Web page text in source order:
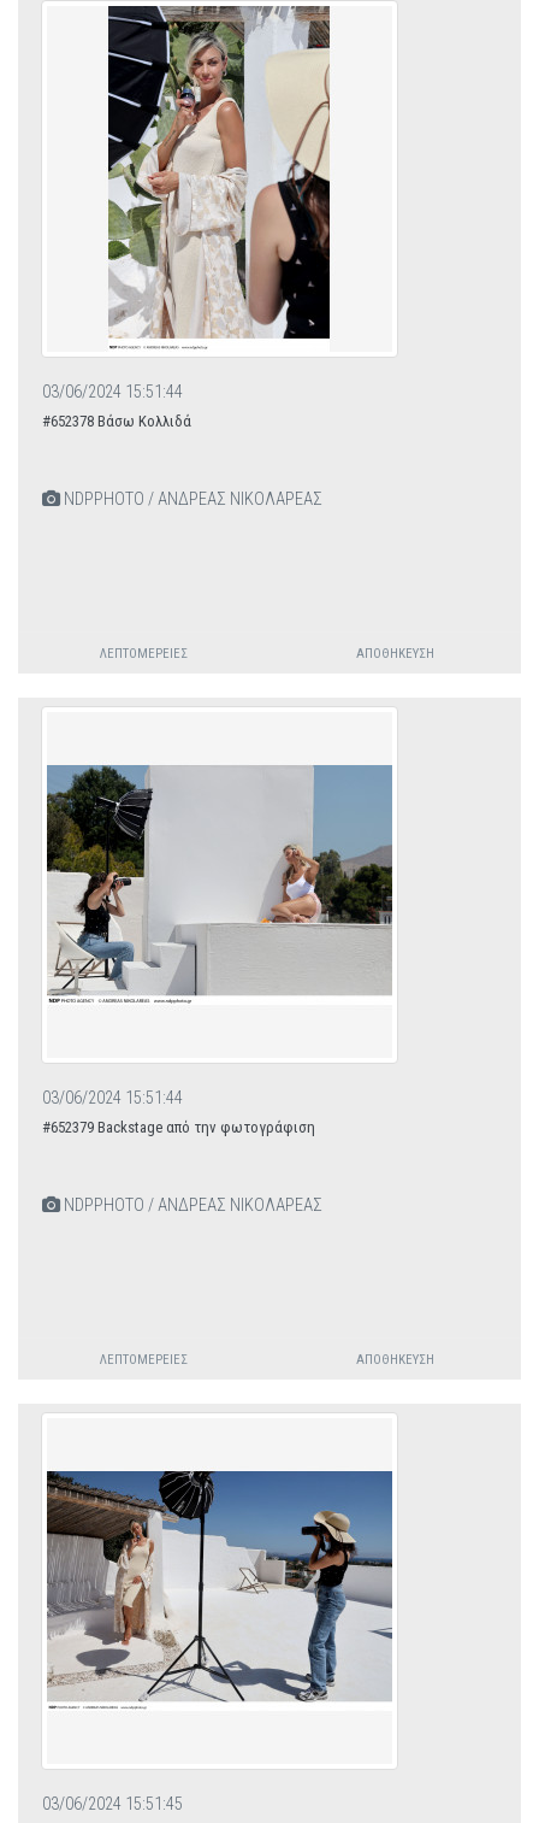
03/06/2024 15:51:44
#652378 Βάσω Κολλιδά
NDPPHOTO / ΑΝΔΡΕΑΣ ΝΙΚΟΛΑΡΕΑΣ
ΛΕΠΤΟΜΈΡΕΙΕΣ ΑΠΟΘΉΚΕΥΣΗ
03/06/2024 15:51:44
#652379 Backstage από την φωτογράφιση
NDPPHOTO / ΑΝΔΡΕΑΣ ΝΙΚΟΛΑΡΕΑΣ
ΛΕΠΤΟΜΈΡΕΙΕΣ ΑΠΟΘΉΚΕΥΣΗ
03/06/2024 15:51:45